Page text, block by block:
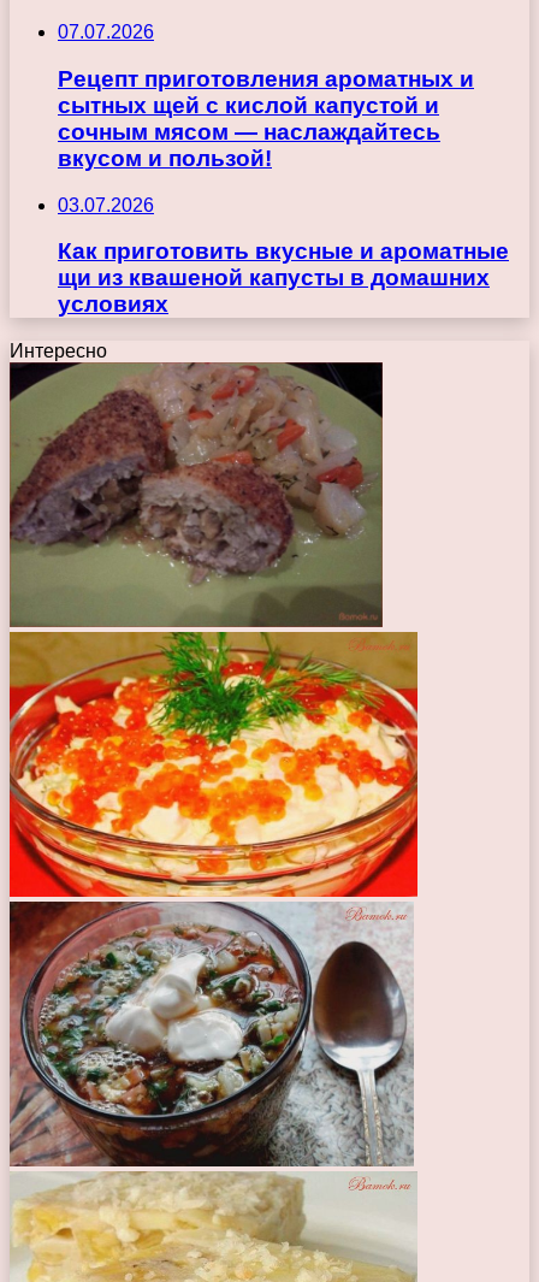
07.07.2026
Рецепт приготовления ароматных и
сытных щей с кислой капустой и
сочным мясом — наслаждайтесь
вкусом и пользой!
03.07.2026
Как приготовить вкусные и ароматные
щи из квашеной капусты в домашних
условиях
Интересно